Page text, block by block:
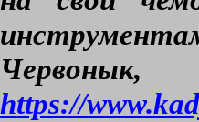
https://